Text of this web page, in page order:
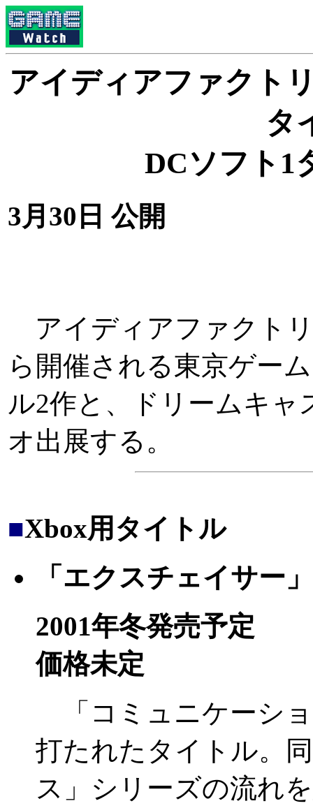
アイディアファクト
タ
DCソフト1
3月30日 公開
アイディアファクト
ら開催される東京ゲー
ル2作と、ドリームキ
オ出展する。
■Xbox用タイトル
「エクスチェイサー」
2001年冬発売予定
価格未定
「コミュニケーシ
打たれたタイトル。
ス」シリーズの流れ